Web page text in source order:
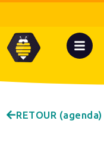
RETOUR (agenda)